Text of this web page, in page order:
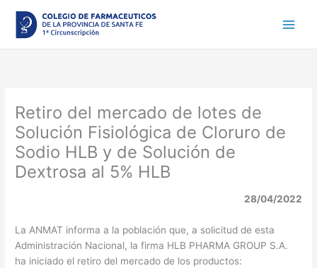
contenido
Retiro del mercado de lotes de
Solución Fisiológica de Cloruro de
Sodio HLB y de Solución de
Dextrosa al 5% HLB
28/04/2022
La ANMAT informa a la población que, a solicitud de esta
Administración Nacional, la firma HLB PHARMA GROUP S.A.
ha iniciado el retiro del mercado de los productos: